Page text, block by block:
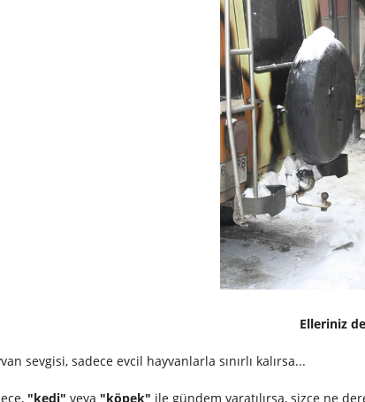
Elleriniz
sevgisi, sadece evcil hayvanlarla sınırlı kalırsa...
"kedi" veya "köpek" ile gündem yaratılırsa, sizce ne